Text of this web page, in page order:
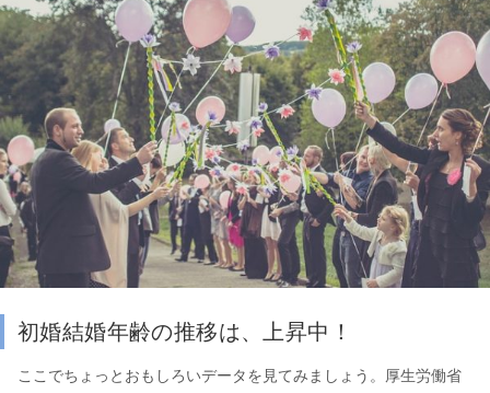
初婚結婚年齢の推移は、上昇中！
ここでちょっとおもしろいデータを見てみましょう。厚生労働省